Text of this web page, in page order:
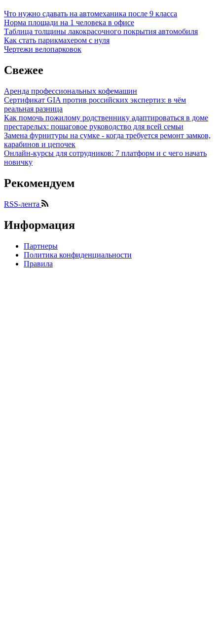
Что нужно сдавать на автомеханика после 9 класса
Норма площади на 1 человека в офисе
Таблица толщины лакокрасочного покрытия автомобиля
Как стать парикмахером с нуля
Чертежи велопарковок
Свежее
Аренда профессиональных кофемашин
Сертификат GIA против российских экспертиз: в чём
реальная разница
Как помочь пожилому родственнику адаптироваться в доме
престарелых: пошаговое руководство для всей семьи
Замена фурнитуры на сумке - когда требуется ремонт замков,
карабинов и цепочек
Онлайн-курсы для сотрудников: 7 платформ и с чего начать
новичку
Рекомендуем
RSS-лента
Информация
Партнеры
Политика конфиденциальности
Правила